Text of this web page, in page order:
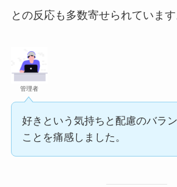
との反応も多数寄せられています
管理者
好きという気持ちと配慮のバラ
ことを痛感しました。